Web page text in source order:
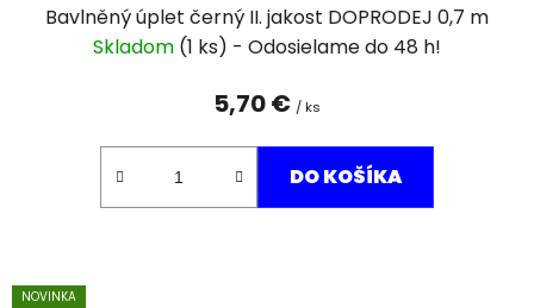
Bavlněný úplet černý II. jakost DOPRODEJ 0,7 m
Skladom (1 ks)
5,70 € / ks
DO KOŠÍKA
NOVINKA